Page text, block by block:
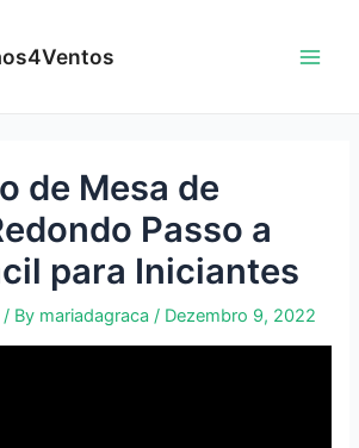
de Mesa de
Passo a
para Iniciantes
/ By mariadagraca / Dezembro 9, 2022